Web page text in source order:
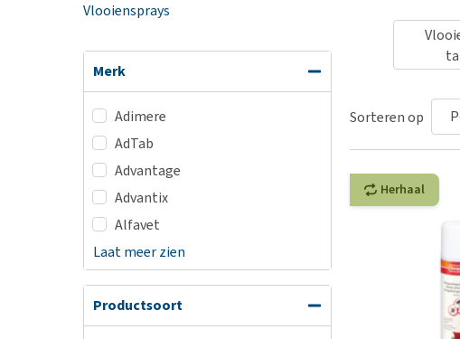
Vlooiensprays
Merk
Adimere
AdTab
Advantage
Advantix
Alfavet
Laat meer zien
Productsoort
Sorteren op
Herhaal